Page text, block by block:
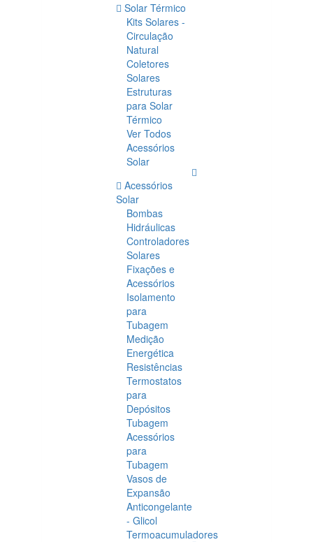
Solar Térmico
Kits Solares -
Circulação
Natural
Coletores
Solares
Estruturas
para Solar
Térmico
Ver Todos
Acessórios
Solar
Acessórios
Solar
Bombas
Hidráulicas
Controladores
Solares
Fixações e
Acessórios
Isolamento
para
Tubagem
Medição
Energética
Resistências
Termostatos
para
Depósitos
Tubagem
Acessórios
para
Tubagem
Vasos de
Expansão
Anticongelante
- Glicol
Termoacumuladores